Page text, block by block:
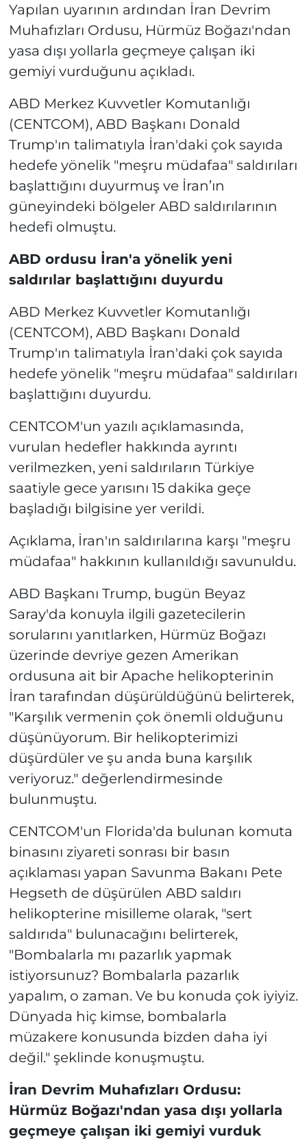
Yapılan uyarının ardından İran Devrim
Muhafızları Ordusu, Hürmüz Boğazı'ndan
yasa dışı yollarla geçmeye çalışan iki
gemiyi vurduğunu açıkladı.
ABD Merkez Kuvvetler Komutanlığı
(CENTCOM), ABD Başkanı Donald
Trump'ın talimatıyla İran'daki çok sayıda
hedefe yönelik "meşru müdafaa" saldırıları
başlattığını duyurmuş ve İran’ın
güneyindeki bölgeler ABD saldırılarının
hedefi olmuştu.
ABD ordusu İran'a yönelik yeni
saldırılar başlattığını duyurdu
ABD Merkez Kuvvetler Komutanlığı
(CENTCOM), ABD Başkanı Donald
Trump'ın talimatıyla İran'daki çok sayıda
hedefe yönelik "meşru müdafaa" saldırıları
başlattığını duyurdu.
CENTCOM'un yazılı açıklamasında,
vurulan hedefler hakkında ayrıntı
verilmezken, yeni saldırıların Türkiye
saatiyle gece yarısını 15 dakika geçe
başladığı bilgisine yer verildi.
Açıklama, İran'ın saldırılarına karşı "meşru
müdafaa" hakkının kullanıldığı savunuldu.
ABD Başkanı Trump, bugün Beyaz
Saray'da konuyla ilgili gazetecilerin
sorularını yanıtlarken, Hürmüz Boğazı
üzerinde devriye gezen Amerikan
ordusuna ait bir Apache helikopterinin
İran tarafından düşürüldüğünü belirterek,
"Karşılık vermenin çok önemli olduğunu
düşünüyorum. Bir helikopterimizi
düşürdüler ve şu anda buna karşılık
veriyoruz." değerlendirmesinde
bulunmuştu.
CENTCOM'un Florida'da bulunan komuta
binasını ziyareti sonrası bir basın
açıklaması yapan Savunma Bakanı Pete
Hegseth de düşürülen ABD saldırı
helikopterine misilleme olarak, "sert
saldırıda" bulunacağını belirterek,
"Bombalarla mı pazarlık yapmak
istiyorsunuz? Bombalarla pazarlık
yapalım, o zaman. Ve bu konuda çok iyiyiz.
Dünyada hiç kimse, bombalarla
müzakere konusunda bizden daha iyi
değil." şeklinde konuşmuştu.
İran Devrim Muhafızları Ordusu:
Hürmüz Boğazı'ndan yasa dışı yollarla
geçmeye çalışan iki gemiyi vurduk